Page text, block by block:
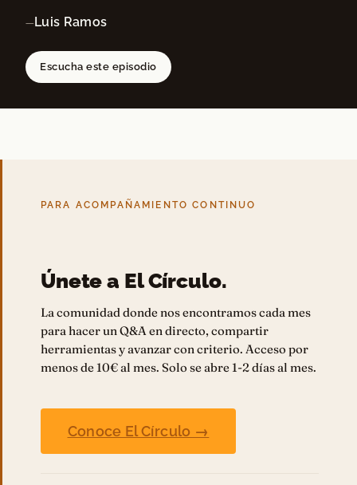
— Luis Ramos
Escucha este episodio
PARA ACOMPAÑAMIENTO CONTINUO
Únete a El Círculo.
La comunidad donde nos encontramos cada mes
para hacer un Q&A en directo, compartir
herramientas y avanzar con criterio. Acceso por
menos de 10€ al mes. Solo se abre 1-2 días al mes.
Conoce El Círculo →